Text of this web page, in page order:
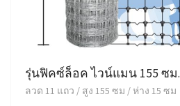
รุ่นฟิคซ์ล็อค ไวน์แมน 155 ซม.
ลวด 11 แถว / สูง 155 ซม / ห่าง 15 ซม